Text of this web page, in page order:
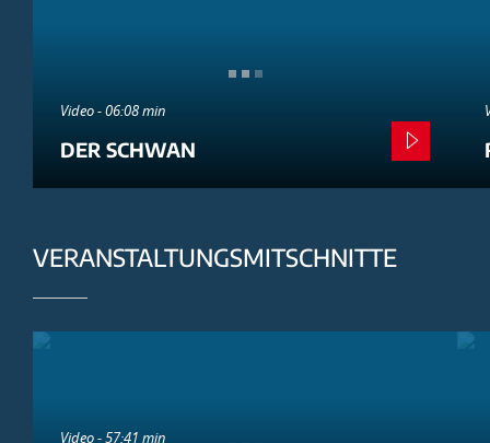
Video - 06:08 min
DER SCHWAN
VERANSTALTUNGSMITSCHNITTE
Video - 57:41 min